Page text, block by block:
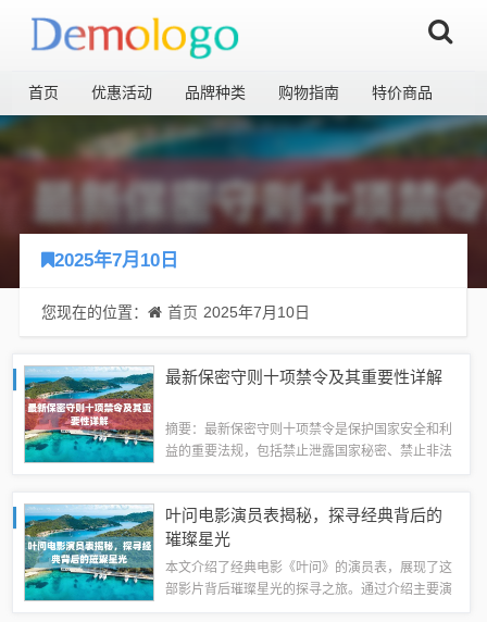
首页 优惠活动 品牌种类 购物指南 特价商品
2025年7月10日
您现在的位置： 首页 2025年7月10日
最新保密守则十项禁令及其重要性详解
摘要：最新保密守则十项禁令是保护国家安全和利
益的重要法规，包括禁止泄露国家秘密、禁止非法
则，加强保密意识，是每个公民应尽的义务和...
叶问电影演员表揭秘，探寻经典背后的
璀璨星光
本文介绍了经典电影《叶问》的演员表，展现了这
部影片背后璀璨星光的探寻之旅。通过介绍主要演